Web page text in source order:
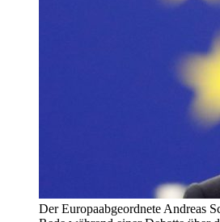
Der Europaabgeordnete Andreas